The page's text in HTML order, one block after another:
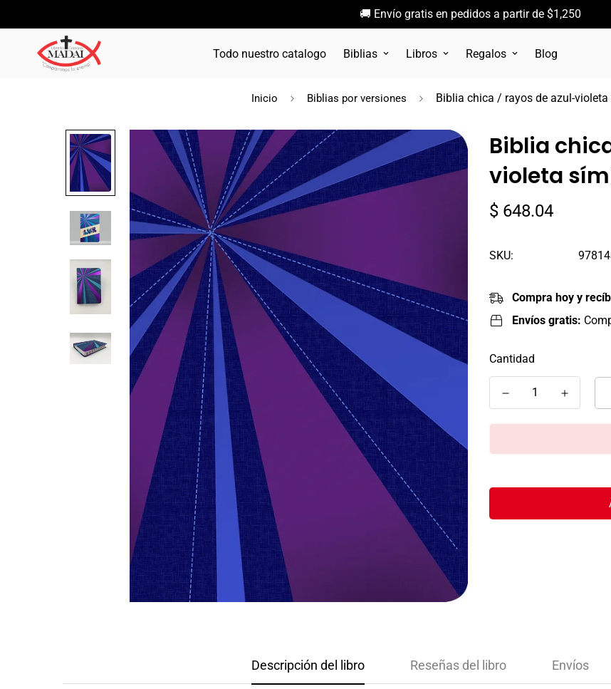
🚚 Envío gratis en pedidos a partir de $1,250
Todo nuestro catalogo Biblias Libros Regalos Blog
Inicio Biblias por versiones Biblia chica / rayos de azul-
Biblia
violeta
Precio
$ 648.04
SKU:
Compra hoy y
Envíos gratis:
Cantidad
Descripción del libro Reseñas del libro Envíos